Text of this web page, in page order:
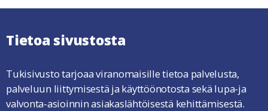
Tietoa sivustosta
Tukisivusto tarjoaa viranomaisille tietoa palvelusta,
palveluun liittymisestä ja käyttöönotosta sekä lupa-ja
valvonta-asioinnin asiakaslähtöisestä kehittämisestä.